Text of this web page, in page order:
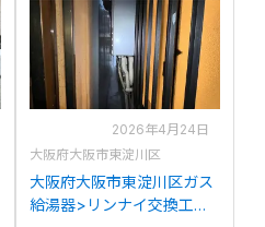
2026年4月24日
大阪府大阪市東淀川区
大阪府大阪市東淀川区ガス
給湯器>リンナイ交換工事